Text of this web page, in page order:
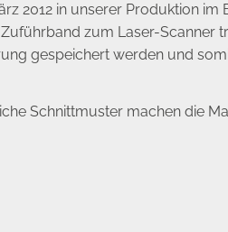
2012 in unserer Produktion im
zum Laser-Scanner
gespeichert werden und
Schnittmuster machen die